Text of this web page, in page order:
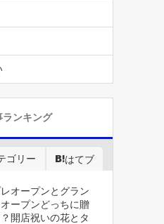
ランキング
ゴリー はてブ
オープンとグラン
オープンどっちに贈
開店祝いの花とタ